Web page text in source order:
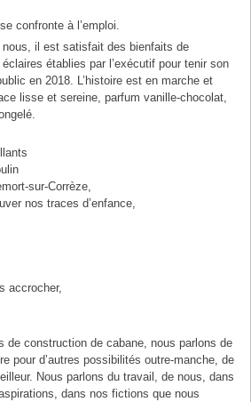
confronte à l’emploi.
nous, il est satisfait des bienfaits de
établies par l’exécutif pour tenir son
en 2018. L’histoire est en marche et
lisse et sereine, parfum vanille-chocolat,
sur-Corrèze,
nos traces d’enfance,
accrocher,
de construction de cabane, nous parlons de
pour d’autres possibilités outre-manche, de
Nous parlons du travail, de nous, dans
dans nos fictions que nous